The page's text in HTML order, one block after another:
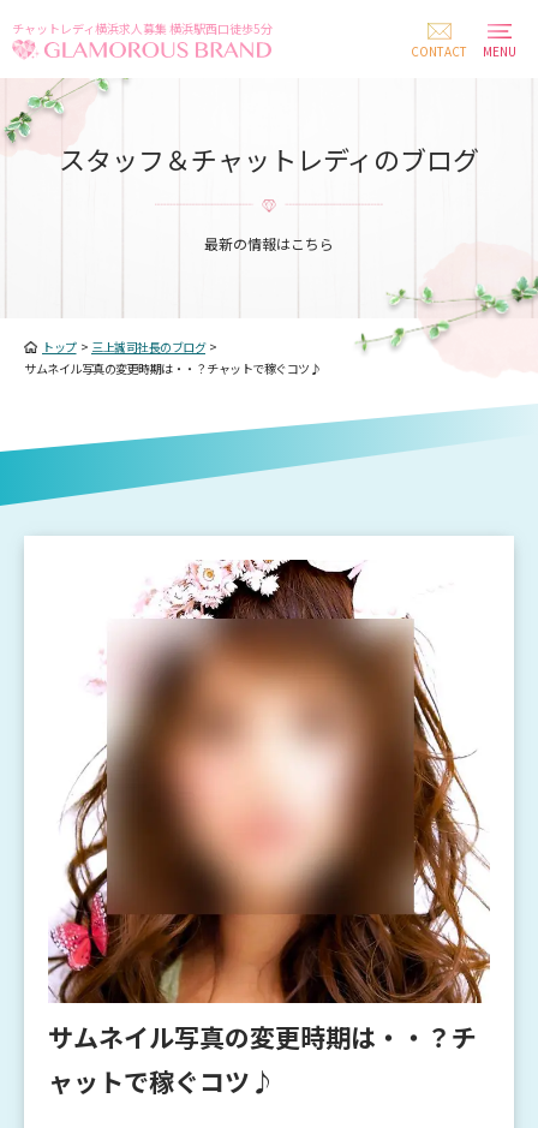
チャットレディ横浜求人募集 横浜駅西口徒歩5分
CONTACT
MENU
スタッフ＆チャットレディのブログ
最新の情報はこちら
トップ> 三上誠司社長のブログ>
サムネイル写真の変更時期は・・？チャットで稼ぐコツ♪
サムネイル写真の変更時期は・・？チ
ャットで稼ぐコツ♪